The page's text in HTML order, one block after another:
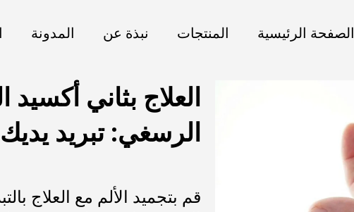
الصفحة الرئيسية المنتجات نبذة عن المدونة
العلاج بثاني أكسيد
الرسغي: تبريد
قم بتجميد الألم مع العلاج